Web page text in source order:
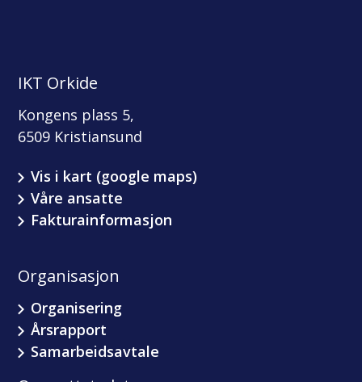
IKT Orkide
Kongens plass 5,
6509 Kristiansund
Vis i kart (google maps)
Våre ansatte
Fakturainformasjon
Organisasjon
Organisering
Årsrapport
Samarbeidsavtale